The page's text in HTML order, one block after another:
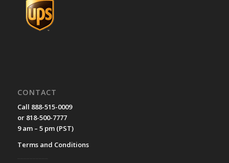
CONTACT
Call 888-515-0009
or 818-500-7777
9 am – 5 pm (PST)
Terms and Conditions